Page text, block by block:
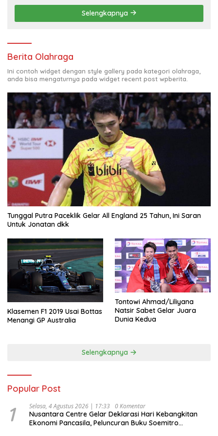
Selengkapnya
Berita Olahraga
Ini contoh widget dengan style gallery pada kategori olahraga,
anda bisa mengaturnya pada widget recent post wpberita.
Tunggal Putra Paceklik Gelar All England 25 Tahun, Ini Saran
Untuk Jonatan dkk
Klasemen F1 2019 Usai Bottas
Menangi GP Australia
Tontowi Ahmad/Liliyana
Natsir Sabet Gelar Juara
Dunia Kedua
Selengkapnya
Popular Post
1 Selasa, 4 Agustus 2026 | 17:33 0 Komentar
Nusantara Centre Gelar Deklarasi Hari Kebangkitan
Ekonomi Pancasila, Peluncuran Buku Soemitro